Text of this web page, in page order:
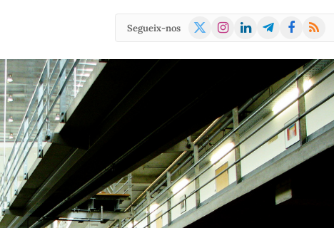
Segueix-nos
X
Instagram
LinkedInTelegramFacebook
RSS